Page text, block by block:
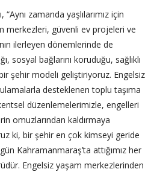
zamanda yaşlılarımız için
merkezleri, güvenli ev projeleri ve
ilerleyen dönemlerinde de
sosyal bağlarını koruduğu, sağlıklı
şehir modeli geliştiriyoruz. Engelsiz
desteklenen toplu taşıma
düzenlemelerimizle, engelleri
omuzlarından kaldırmaya
ki, bir şehir en çok kimseyi geride
Kahramanmaraş’ta attığımız her
Engelsiz yaşam merkezlerinden